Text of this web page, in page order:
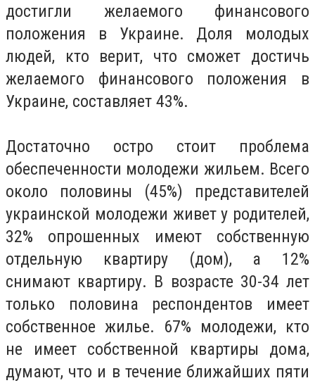
достигли желаемого финансового
положения в Украине. Доля молодых
людей, кто верит, что сможет достичь
желаемого финансового положения в
Украине, составляет 43%.
Достаточно остро стоит проблема
обеспеченности молодежи жильем. Всего
около половины (45%) представителей
украинской молодежи живет у родителей,
32% опрошенных имеют собственную
отдельную квартиру (дом), а 12%
снимают квартиру. В возрасте 30-34 лет
только половина респондентов имеет
собственное жилье. 67% молодежи, кто
не имеет собственной квартиры дома,
думают, что и в течение ближайших пяти